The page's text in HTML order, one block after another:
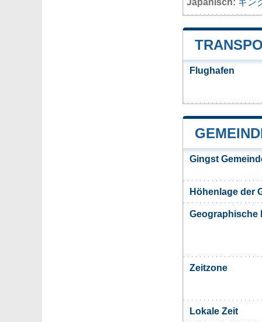
Japanisch: ギン
Flughafen
Gingst
Höhenlage der
Geographische
Zeitzone
Lokale Zeit